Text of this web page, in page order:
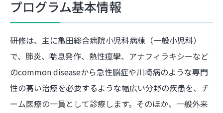
プログラム基本情報
研修は、主に亀田総合病院小児科病棟（一般小児科）
で、肺炎、喘息発作、熱性痙攣、アナフィラキシーなど
のcommon diseaseから急性脳症や川崎病のような専門
性の高い治療を必要するような幅広い分野の疾患を、チ
ーム医療の一員として診療します。そのほか、一般外来